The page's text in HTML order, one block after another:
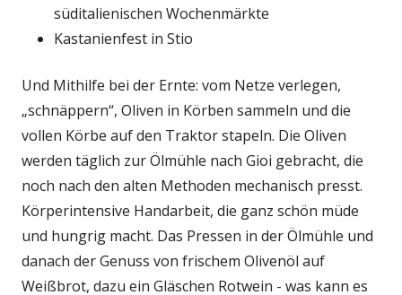
süditalienischen Wochenmärkte
Kastanienfest in Stio
Und Mithilfe bei der Ernte: vom Netze verlegen,
„schnäppern“, Oliven in Körben sammeln und die
vollen Körbe auf den Traktor stapeln. Die Oliven
werden täglich zur Ölmühle nach Gioi gebracht, die
noch nach den alten Methoden mechanisch presst.
Körperintensive Handarbeit, die ganz schön müde
und hungrig macht. Das Pressen in der Ölmühle und
danach der Genuss von frischem Olivenöl auf
Weißbrot, dazu ein Gläschen Rotwein - was kann es